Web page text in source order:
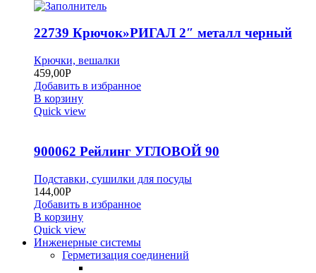
22739 Крючок»РИГАЛ 2″ металл черный
Крючки, вешалки
459,00Р
Добавить в избранное
В корзину
Quick view
900062 Рейлинг УГЛОВОЙ 90
Подставки, сушилки для посуды
144,00Р
Добавить в избранное
В корзину
Quick view
Инженерные системы
Герметизация соединений